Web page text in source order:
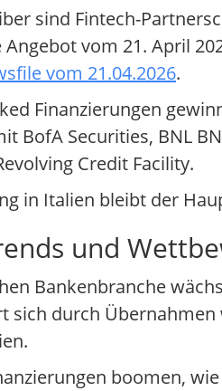
sind Fintech-
vom 21. April
vom 21.04.2026.
Finanzierungen
BofA Securities, BNL
Credit Facility.
in Italien bleibt der
und
Bankenbranche
sich durch
boomen,